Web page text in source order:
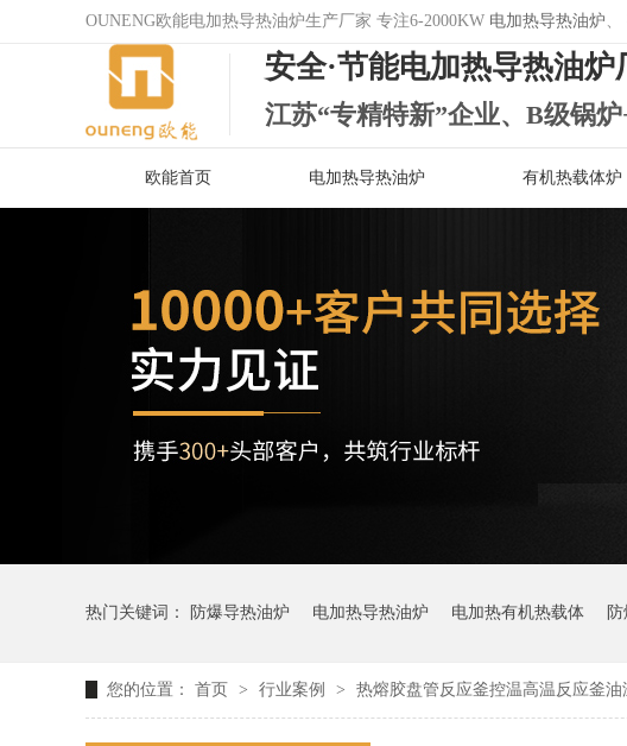
OUNENG欧能电加热导热油炉生产厂家 专注6-2000KW 电加热导热油炉 、
安全·节能电加热导热油炉
江苏“专精特新”企业、B级锅
欧能首页 电加热导热油炉 有机热载体炉
热门关键词： 防爆导热油炉 电加热导热油炉 电加热有机热载体
您的位置： 首页 > 行业案例 > 热熔胶盘管反应釜控温高温反应釜油